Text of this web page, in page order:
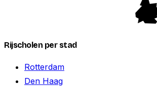
Rijscholen per stad
Rotterdam
Den Haag